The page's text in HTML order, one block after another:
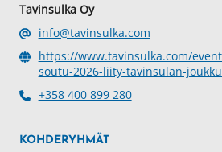
Tavinsulka Oy
info@tavinsulka.com
https://www.tavinsulka.com/
soutu-2026-liity-tavinsulan-
+358 400 899 280
KOHDERYHMÄT